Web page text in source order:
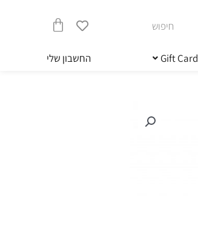
חיפוש
עגלת
קניות
Gift Card החשבון שלי